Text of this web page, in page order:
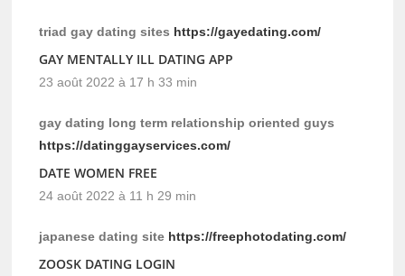
triad gay dating sites https://gayedating.com/
GAY MENTALLY ILL DATING APP
23 août 2022 à 17 h 33 min
gay dating long term relationship oriented guys
https://datinggayservices.com/
DATE WOMEN FREE
24 août 2022 à 11 h 29 min
japanese dating site https://freephotodating.com/
ZOOSK DATING LOGIN